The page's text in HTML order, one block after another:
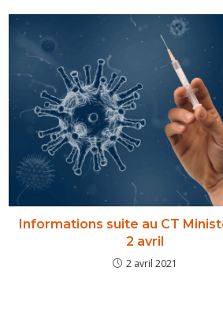
Informations suite au CT
2 avril
2 avril 2021